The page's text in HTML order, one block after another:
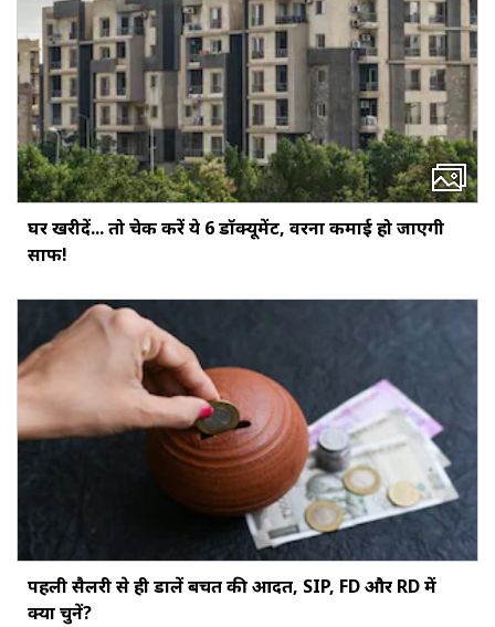
घर खरीदें... तो चेक करें ये 6 डॉक्‍यूमेंट, वरना कमाई हो जाएगी
साफ!
पहली सैलरी से ही डालें बचत की आदत, SIP, FD और RD में
क्या चुनें?